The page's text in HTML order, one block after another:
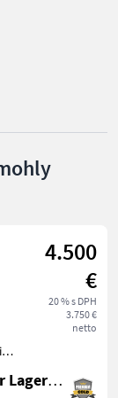
4.500
€
20 % s DPH
3.750 €
netto
Salzburger Lagerhaus-Technik